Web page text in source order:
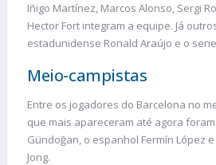
Iñigo Martínez, Marcos Alonso, Sergi
Hector Fort integram a equipe. Já
estadunidense Ronald Araújo e o
Meio-campistas
Entre os jogadores do Barcelona no
que mais apareceram até agora
Gündoğan, o espanhol Fermín López
Jong.